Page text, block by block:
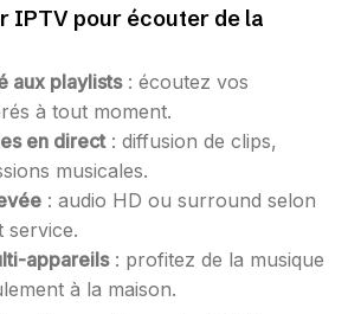
IPTV pour écouter de la
aux playlists: écoutez vos
à tout moment.
en direct: diffusion de clips,
musicales.
: audio HD ou surround selon
service.
appareils: profitez de la musique
à la maison.